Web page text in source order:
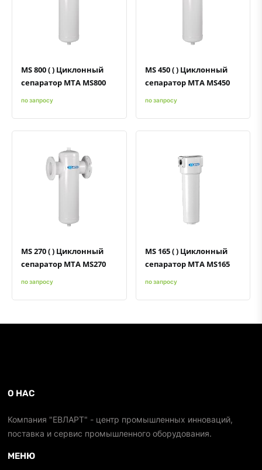
MS 800 ( ) Циклонный
сепаратор MTA MS800
по запросу
MS 450 ( ) Циклонный
сепаратор MTA MS450
по запросу
MS 270 ( ) Циклонный
сепаратор MTA MS270
по запросу
MS 165 ( ) Циклонный
сепаратор MTA MS165
по запросу
О НАС
Компания "ЕВЛАРТ" - центр промышленных инноваций,
поставка и сервис промышленного оборудования.
МЕНЮ